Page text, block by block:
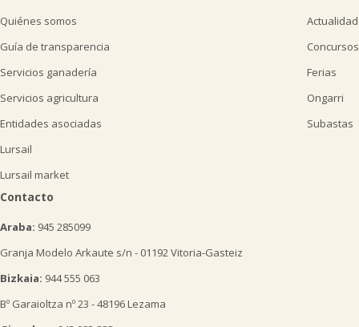
Quiénes somos
Guía de transparencia
Servicios ganadería
Servicios agricultura
Entidades asociadas
Lursail
Lursail market
Actualidad
Concursos
Ferias
Ongarri
Subastas
Contacto
Araba: 945 285099
Granja Modelo Arkaute s/n - 01192 Vitoria-Gasteiz
Bizkaia: 944 555 063
Bº Garaioltza nº 23 - 48196 Lezama